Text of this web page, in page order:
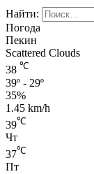
Найти:
Погода
Пекин
Scattered Clouds
38 ℃
39º - 29º
35%
1.45 km/h
39℃
Чт
37℃
Пт